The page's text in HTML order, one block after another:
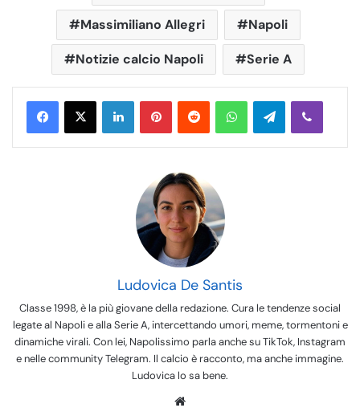
Massimiliano Allegri Napoli
Notizie calcio Napoli Serie A
WhatsApp Telegram
Ludovica De Santis
Classe 1998, è la più giovane della redazione. Cura le tendenze social
legate al Napoli e alla Serie A, intercettando umori, meme, tormentoni e
dinamiche virali. Con lei, Napolissimo parla anche su TikTok, Instagram
e nelle community Telegram. Il calcio è racconto, ma anche immagine.
Ludovica lo sa bene.